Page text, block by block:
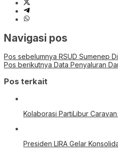
Navigasi pos
Pos sebelumnya RSUD Sumenep
Pos berikutnya Data Penyaluran
Pos terkait
Kolaborasi PartiLibur
Presiden LIRA Gelar